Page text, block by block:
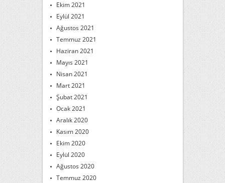
Ekim 2021
Eylül 2021
Ağustos 2021
Temmuz 2021
Haziran 2021
Mayıs 2021
Nisan 2021
Mart 2021
Şubat 2021
Ocak 2021
Aralık 2020
Kasım 2020
Ekim 2020
Eylül 2020
Ağustos 2020
Temmuz 2020